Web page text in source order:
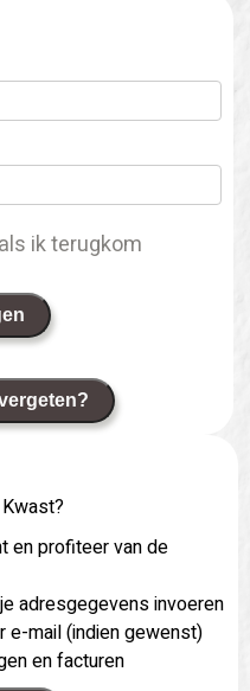
ik terugkom
en profiteer van de
adresgegevens invoeren
e-mail (indien gewenst)
en facturen